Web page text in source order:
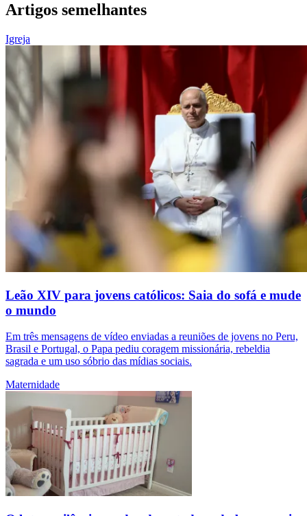
Artigos semelhantes
Igreja
Leão XIV para jovens católicos: Saia do sofá e mude
o mundo
Em três mensagens de vídeo enviadas a reuniões de jovens no Peru,
Brasil e Portugal, o Papa pediu coragem missionária, rebeldia
sagrada e um uso sóbrio das mídias sociais.
Maternidade